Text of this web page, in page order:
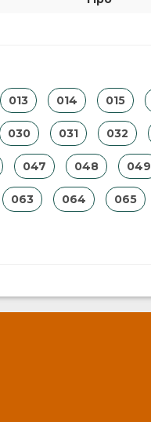
013 014 015
030 031 032
047 048 049
063 064 065